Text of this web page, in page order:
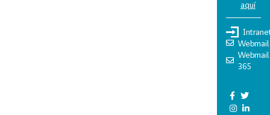
aquí
Webmail
Webmail
365